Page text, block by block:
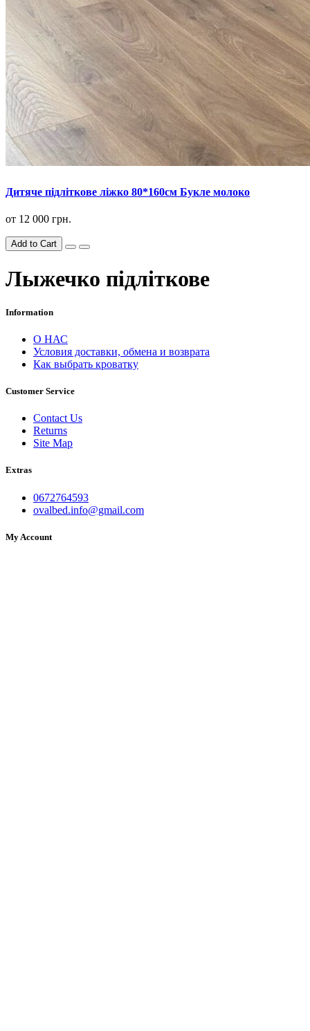
Дитяче підліткове ліжко 80*160см Букле молоко
от 12 000 грн.
Add to Cart
Лыжечко підліткове
Information
О НАС
Условия доставки, обмена и возврата
Как выбрать кроватку
Customer Service
Contact Us
Returns
Site Map
Extras
0672764593
ovalbed.info@gmail.com
My Account